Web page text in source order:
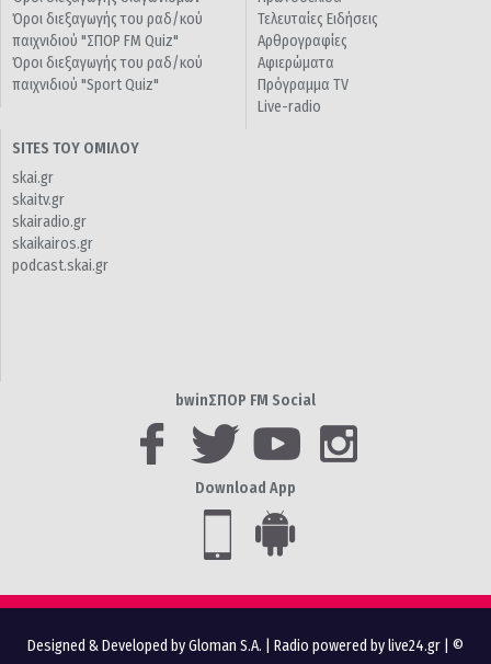
Όροι διεξαγωγής του ραδ/κού
παιχνιδιού "ΣΠΟΡ FM Quiz"
Όροι διεξαγωγής του ραδ/κού
παιχνιδιού "Sport Quiz"
Τελευταίες Ειδήσεις
Αρθρογραφίες
Αφιερώματα
Πρόγραμμα TV
Live-radio
SITES ΤΟΥ ΟΜΙΛΟΥ
skai.gr
skaitv.gr
skairadio.gr
skaikairos.gr
podcast.skai.gr
bwinΣΠΟΡ FM Social
Download App
Designed & Developed by Gloman S.A. Radio powered by live24.gr | ©